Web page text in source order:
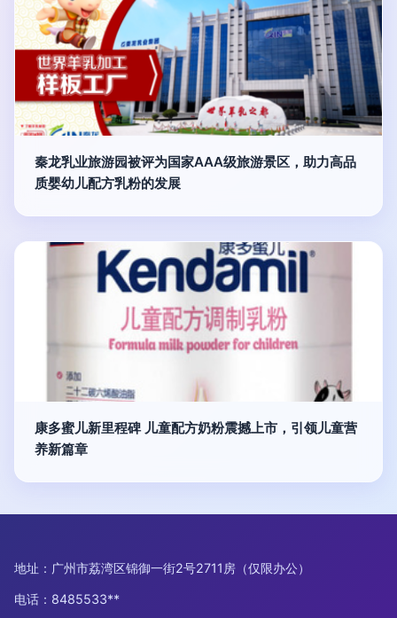
秦龙乳业旅游园被评为国家AAA级旅游景区，助力高品
质婴幼儿配方乳粉的发展
康多蜜儿新里程碑 儿童配方奶粉震撼上市，引领儿童营
养新篇章
地址：广州市荔湾区锦御一街2号2711房（仅限办公）
电话：8485533**